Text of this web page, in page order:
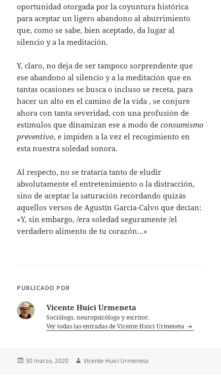
oportunidad otorgada por la coyuntura histórica
para aceptar un ligero abandono al aburrimiento
que, como se sabe, bien aceptado, da lugar al
silencio y a la meditación.
Y, claro, no deja de ser tampoco sorprendente que
ese abandono al silencio y a la meditación que en
tantas ocasiones se busca o incluso se receta, para
hacer un alto en el camino de la vida , se conjure
ahora con tanta severidad, con una profusión de
estímulos que dinamizan ese a modo deconsumismo
preventivo, e impiden a la vez el recogimiento en
esta nuestra soledad sonora.
Al respecto, no se trataría tanto de eludir
absolutamente el entretenimiento o la distracción,
sino de aceptar la saturación recordando quizás
aquellos versos de Agustín García-Calvo que decían:
«Y, sin embargo, /era soledad seguramente /el
verdadero alimento de tu corazón…»
PUBLICADO POR
Vicente Huici Urmeneta
Sociólogo, neuropsicólogo y escritor.
Ver todas las entradas de Vicente Huici Urmeneta
Publicado
30 marzo, 2020 Autor
Vicente Huici Urmeneta